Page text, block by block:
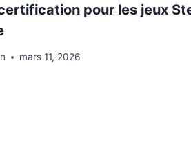
pour les jeux
mars 11, 2026